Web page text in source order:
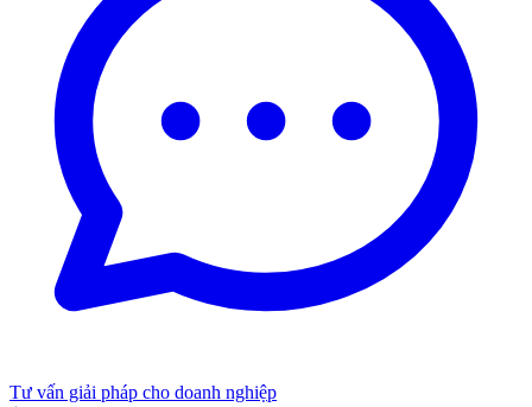
Tư vấn giải pháp cho doanh nghiệp